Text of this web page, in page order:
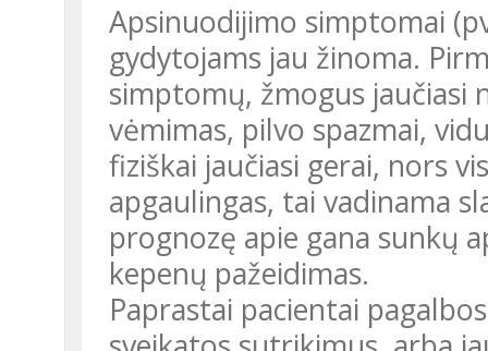
Apsinuodijimo simptomai
gydytojams jau žinoma.
simptomų, žmogus jaučiasi
vėmimas, pilvo spazmai,
fiziškai jaučiasi gerai, nors
apgaulingas, tai vadinama
prognozę apie gana sunkų
kepenų pažeidimas.
Paprastai pacientai